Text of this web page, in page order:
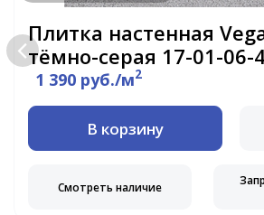
Плитка настенная
тёмно-серая 17-01-06-
1 390 руб./м2
В корзину
Смотреть наличие